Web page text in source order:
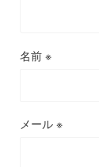
名前 ※
メール ※